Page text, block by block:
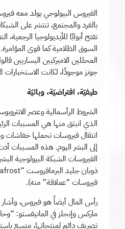
الفيروس البيولوجي يولد معه
بالفرد والمجتمع، تنتشر على
تفتح أبوابًا للأيديولوجيا
السوق الظلامية كما قوى
المحللين الاميركيين اليساريين
جونز موجودًا، لكانت الاستخبارات
طيفيّة، افتراضيّة، وبائيّة
الذي انبثق منها هي المسببات
انتقال فيروسات تحملها خفاشات
إلى البشر اليوم. هذه المسببات
الفيروسات الشبكة البيولوجية
فيروسات “عملاقة” منه).
رأس المال أيضاً هو فيروس، وأشار
ماركس وإنجلز في المانيفستو:
تصريف دائم لمنتجاتها، متسع